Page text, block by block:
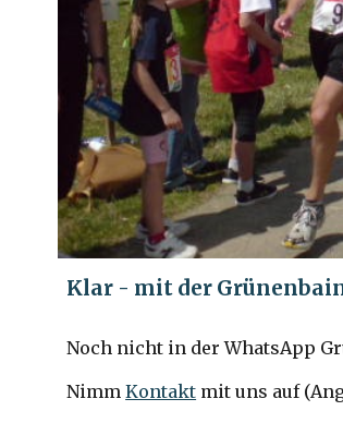
Klar - mit der
Noch nicht in der WhatsApp
NimmKontakt mit uns auf